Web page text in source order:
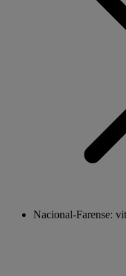
Nacional-Farense: